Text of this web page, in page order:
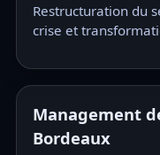
Restructuration du
crise et
Management
Bordeaux